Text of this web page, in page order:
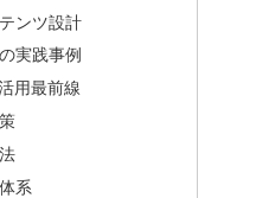
ンツ設計
実践事例
用最前線
系